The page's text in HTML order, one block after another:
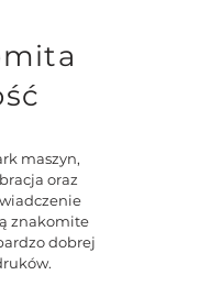
maszyn,
oraz
znakomite
dobrej